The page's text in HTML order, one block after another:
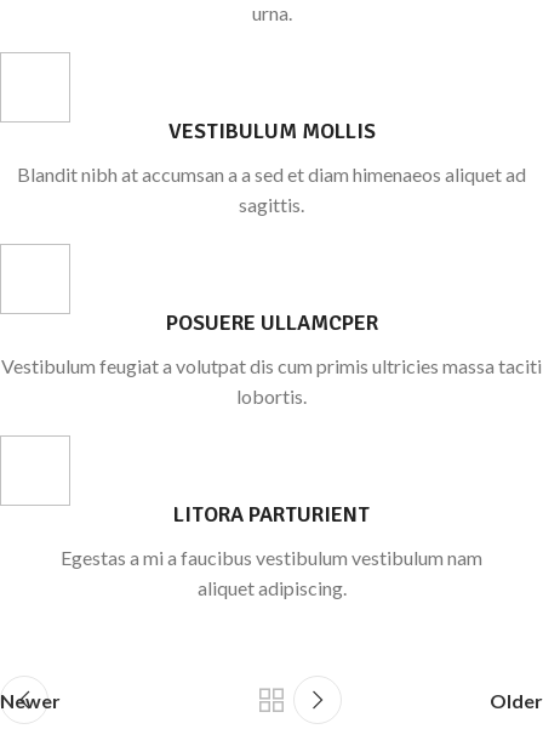
urna.
VESTIBULUM MOLLIS
Blandit nibh at accumsan a a sed et diam himenaeos aliquet ad
sagittis.
POSUERE ULLAMCPER
Vestibulum feugiat a volutpat dis cum primis ultricies massa taciti
lobortis.
LITORA PARTURIENT
Egestas a mi a faucibus vestibulum vestibulum nam
aliquet adipiscing.
Newer Older